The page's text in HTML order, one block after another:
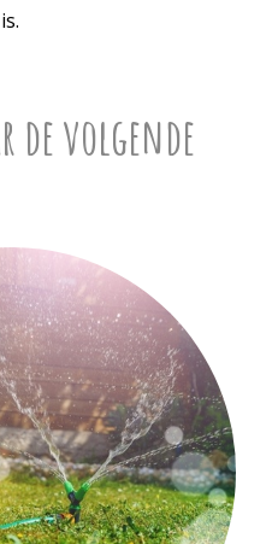
de volgende